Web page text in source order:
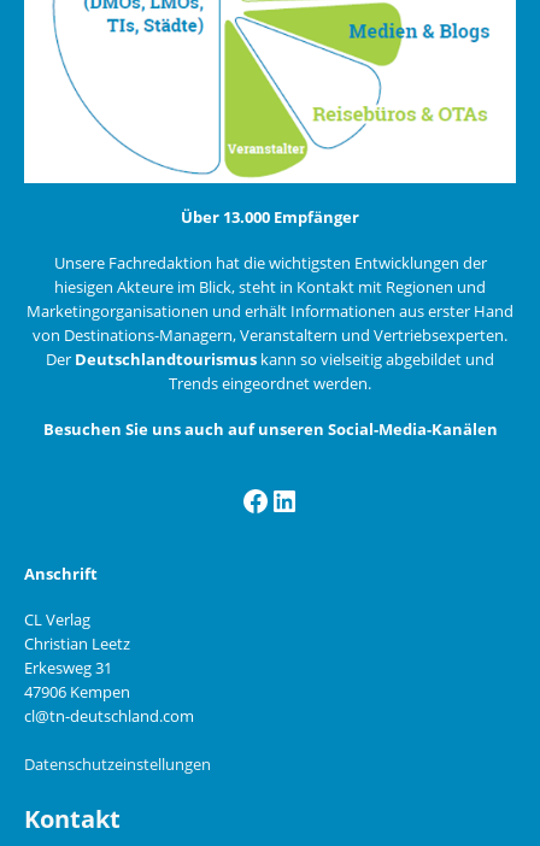
Über 13.000 Empfänger
Unsere Fachredaktion hat die wichtigsten Entwicklungen der
hiesigen Akteure im Blick, steht in Kontakt mit Regionen und
Marketingorganisationen und erhält Informationen aus erster Hand
von Destinations-Managern, Veranstaltern und Vertriebsexperten.
Der Deutschlandtourismus kann so vielseitig abgebildet und
Trends eingeordnet werden.
Besuchen Sie uns auch auf unseren Social-Media-Kanälen
Facebook
LinkedIn
Anschrift
CL Verlag
Christian Leetz
Erkesweg 31
47906 Kempen
cl@tn-deutschland.com
Datenschutzeinstellungen
Kontakt